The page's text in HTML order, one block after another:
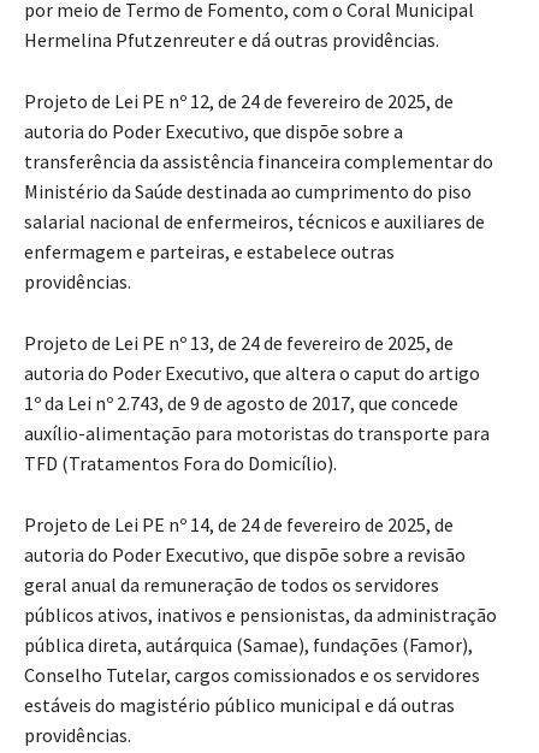
por meio de Termo de Fomento, com o Coral Municipal
Hermelina Pfutzenreuter e dá outras providências.
Projeto de Lei PE nº 12, de 24 de fevereiro de 2025, de
autoria do Poder Executivo, que dispõe sobre a
transferência da assistência financeira complementar do
Ministério da Saúde destinada ao cumprimento do piso
salarial nacional de enfermeiros, técnicos e auxiliares de
enfermagem e parteiras, e estabelece outras
providências.
Projeto de Lei PE nº 13, de 24 de fevereiro de 2025, de
autoria do Poder Executivo, que altera o caput do artigo
1º da Lei nº 2.743, de 9 de agosto de 2017, que concede
auxílio-alimentação para motoristas do transporte para
TFD (Tratamentos Fora do Domicílio).
Projeto de Lei PE nº 14, de 24 de fevereiro de 2025, de
autoria do Poder Executivo, que dispõe sobre a revisão
geral anual da remuneração de todos os servidores
públicos ativos, inativos e pensionistas, da administração
pública direta, autárquica (Samae), fundações (Famor),
Conselho Tutelar, cargos comissionados e os servidores
estáveis do magistério público municipal e dá outras
providências.